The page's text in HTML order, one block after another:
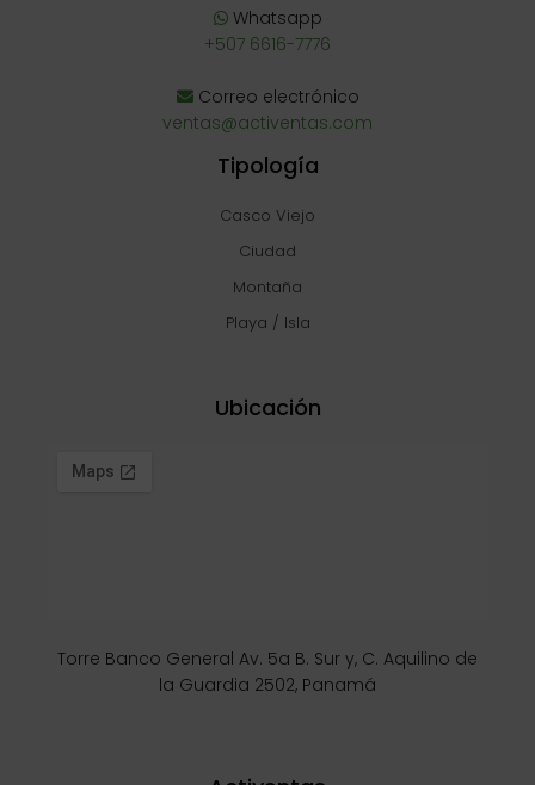
Whatsapp
+507 6616-7776
Correo electrónico
ventas@activentas.com
Tipología
Casco Viejo
Ciudad
Montaña
Playa / Isla
Ubicación
Torre Banco General Av. 5a B. Sur y, C. Aquilino de
la Guardia 2502, Panamá